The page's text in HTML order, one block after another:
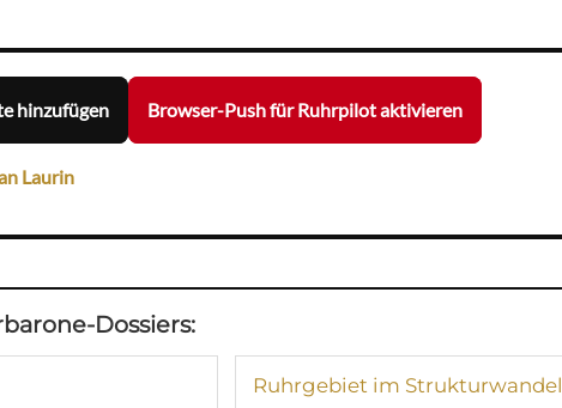
hinzufügen Browser-Push für Ruhrpilot aktivieren
Laurin
Dossiers:
Ruhrgebiet im Strukturwandel